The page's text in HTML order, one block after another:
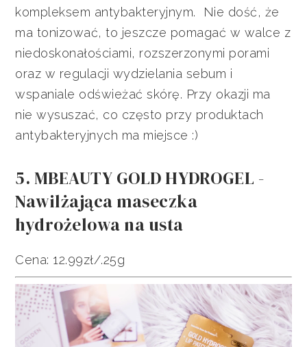
kompleksem antybakteryjnym. Nie dość, że
ma tonizować, to jeszcze pomagać w walce z
niedoskonałościami, rozszerzonymi porami
oraz w regulacji wydzielania sebum i
wspaniale odświeżać skórę. Przy okazji ma
nie wysuszać, co często przy produktach
antybakteryjnych ma miejsce :)
5. MBEAUTY GOLD HYDROGEL -
Nawilżająca maseczka
hydrożelowa na usta
Cena: 12.99zł/.25g